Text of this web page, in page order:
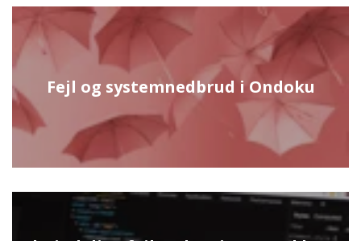
Fejl og systemnedbrud i Ondoku